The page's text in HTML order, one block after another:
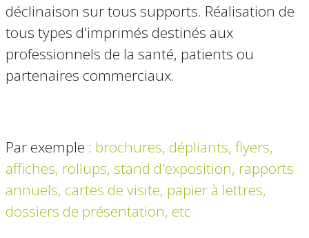
déclinaison sur tous supports. Réalisation de
tous types d'imprimés destinés aux
professionnels de la santé, patients ou
partenaires commerciaux.
Par exemple : brochures, dépliants, flyers,
affiches, rollups, stand d'exposition, rapports
annuels, cartes de visite, papier à lettres,
dossiers de présentation, etc.